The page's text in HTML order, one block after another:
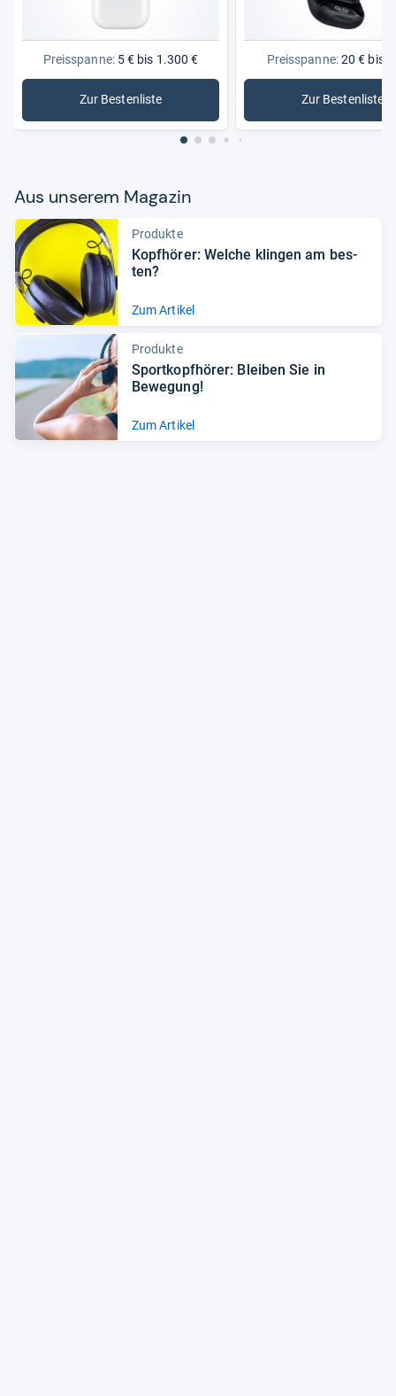
Preisspanne:5 € bis 1.300 €
Zur Bestenliste
: Kopfhörer
Preisspanne:20 € bis
Zur Bestenliste
:
Aus unse­rem Maga­zin
Produkte
Kopf­hö­rer: Wel­che klin­gen am bes­
ten?
Zum Artikel
Produkte
Sport­kopf­hö­rer: Blei­ben Sie in
Bewe­gung!
Zum Artikel